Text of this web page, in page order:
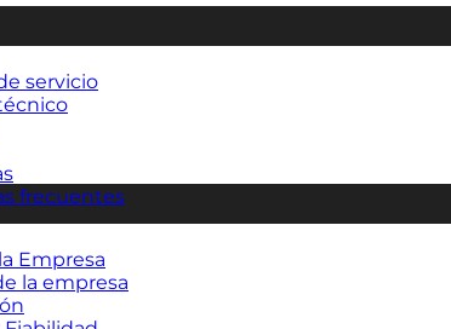
servicio
frecuentes
Empresa
la empresa